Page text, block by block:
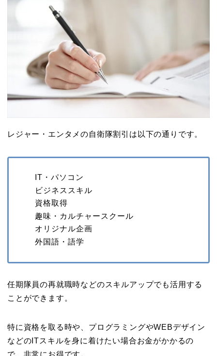
レジャー・エンタメの自衛隊割引は以下の通りです。
IT・パソコン
ビジネススキル
資格取得
趣味・カルチャースクール
オリジナル企画
外国語・語学
任期隊員の再就職時などのスキルアップでも活用する
ことができます。
特に資格を取る時や、プログラミングやWEBデザイン
などのITスキルを身に着けたい場合お金がかかるの
で、非常にお得です。